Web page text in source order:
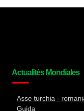
Actualités Mondiales
Asse turchia -
Guida